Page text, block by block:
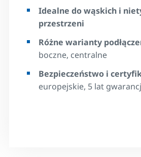
Idealne do wąskich i
przestrzeni
Różne warianty
boczne, centralne
Bezpieczeństwo i
europejskie, 5 lat